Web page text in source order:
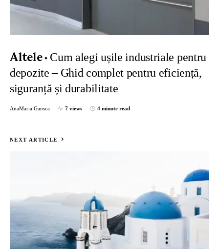
Altele
Cum alegi ușile industriale pentru
depozite – Ghid complet pentru eficiență,
siguranță și durabilitate
AnaMaria Gansca 7 views 4 minute read
NEXT ARTICLE